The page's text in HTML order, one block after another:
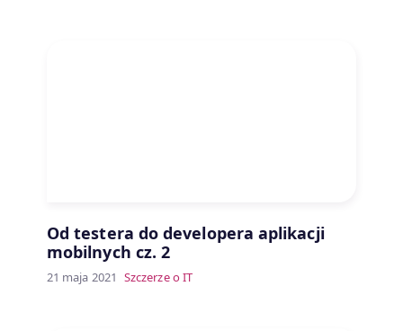
Od testera do developera aplikacji
mobilnych cz. 2
21 maja 2021 Szczerze o IT